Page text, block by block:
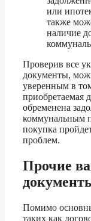
или
также
наличие
Проверив все
документы,
уверенным в
приобретаемая
обременена
коммунальным
покупка
проблем.
Прочие
Помимо
таких как